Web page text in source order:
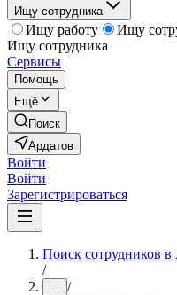
Ищу сотрудника
Ищу работу
Ищу
Ищу сотрудника
Сервисы
Помощь
Ещё
Поиск
Ардатов
Войти
Войти
Зарегистрироваться
Поиск сотрудников в
/
... /